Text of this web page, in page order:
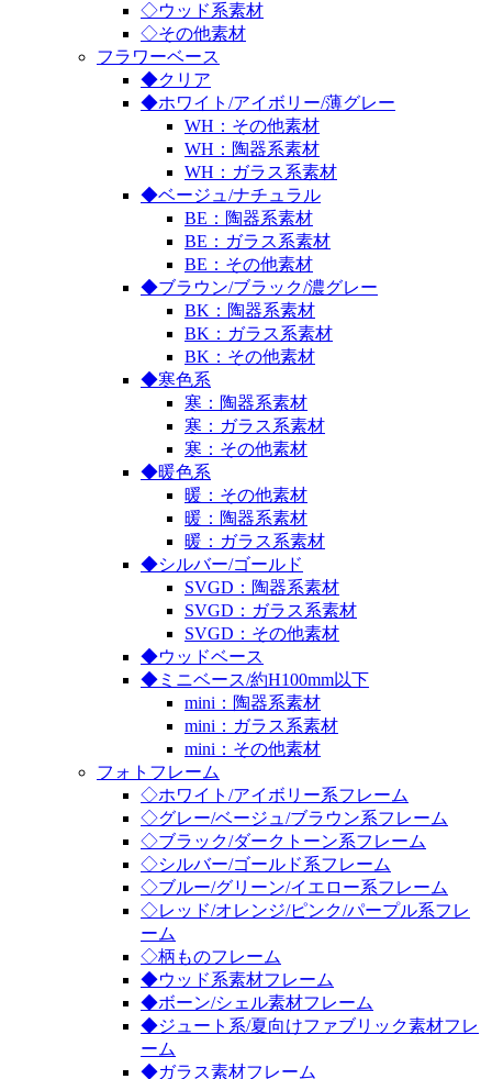
◇ウッド系素材
◇その他素材
フラワーベース
◆クリア
◆ホワイト/アイボリー/薄グレー
WH：その他素材
WH：陶器系素材
WH：ガラス系素材
◆ベージュ/ナチュラル
BE：陶器系素材
BE：ガラス系素材
BE：その他素材
◆ブラウン/ブラック/濃グレー
BK：陶器系素材
BK：ガラス系素材
BK：その他素材
◆寒色系
寒：陶器系素材
寒：ガラス系素材
寒：その他素材
◆暖色系
暖：その他素材
暖：陶器系素材
暖：ガラス系素材
◆シルバー/ゴールド
SVGD：陶器系素材
SVGD：ガラス系素材
SVGD：その他素材
◆ウッドベース
◆ミニベース/約H100mm以下
mini：陶器系素材
mini：ガラス系素材
mini：その他素材
フォトフレーム
◇ホワイト/アイボリー系フレーム
◇グレー/ベージュ/ブラウン系フレーム
◇ブラック/ダークトーン系フレーム
◇シルバー/ゴールド系フレーム
◇ブルー/グリーン/イエロー系フレーム
◇レッド/オレンジ/ピンク/パープル系フレ
ーム
◇柄ものフレーム
◆ウッド系素材フレーム
◆ボーン/シェル素材フレーム
◆ジュート系/夏向けファブリック素材フレ
ーム
◆ガラス素材フレーム